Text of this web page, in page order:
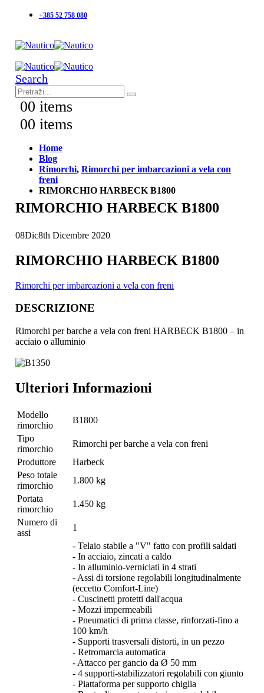
+385 52 758 080
Search
00 items
00 items
Home
Blog
Rimorchi, Rimorchi per imbarcazioni a vela con
freni
RIMORCHIO HARBECK B1800
RIMORCHIO HARBECK B1800
08Dic8th Dicembre 2020
RIMORCHIO HARBECK B1800
Rimorchi per imbarcazioni a vela con freni
DESCRIZIONE
Rimorchi per barche a vela con freni HARBECK B1800 – in
acciaio o alluminio
Ulteriori Informazioni
Modello
rimorchio
B1800
Tipo
rimorchio
Rimorchi per barche a vela con freni
Produttore
Harbeck
Peso totale
rimorchio
1.800 kg
Portata
rimorchio
1.450 kg
Numero di
assi
1
- Telaio stabile a "V" fatto con profili saldati
- In acciaio, zincati a caldo
- In alluminio-verniciati in 4 strati
- Assi di torsione regolabili longitudinalmente
(eccetto Comfort-Line)
- Cuscinetti protetti dall'acqua
- Mozzi impermeabili
- Pneumatici di prima classe, rinforzati-fino a
100 km/h
- Supporti trasversali distorti, in un pezzo
- Retromarcia automatica
- Attacco per gancio da Ø 50 mm
- 4 supporti-stabilizzatori regolabili con giunto
- Piattaforma per supporto chiglia